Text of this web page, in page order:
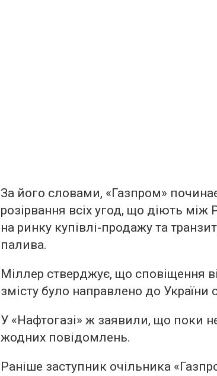
За його словами, «Газпром»
розірвання всіх угод, що діють між
на ринку купівлі-продажу та
палива.
Міллер стверджує, що сповіщення
змісту було направлено до України
У «Нафтогазі» ж заявили, що поки
жодних повідомлень.
Раніше заступник очільника